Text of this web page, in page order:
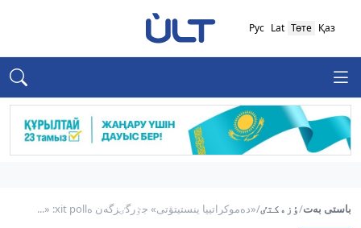
Қаз
Төте
Lat
Рус
باستى بەت/ٶزەكتٸ/«دەموكراتييا ينستيتۋتى» جٷرگٸزگەن ەxit poll: «...